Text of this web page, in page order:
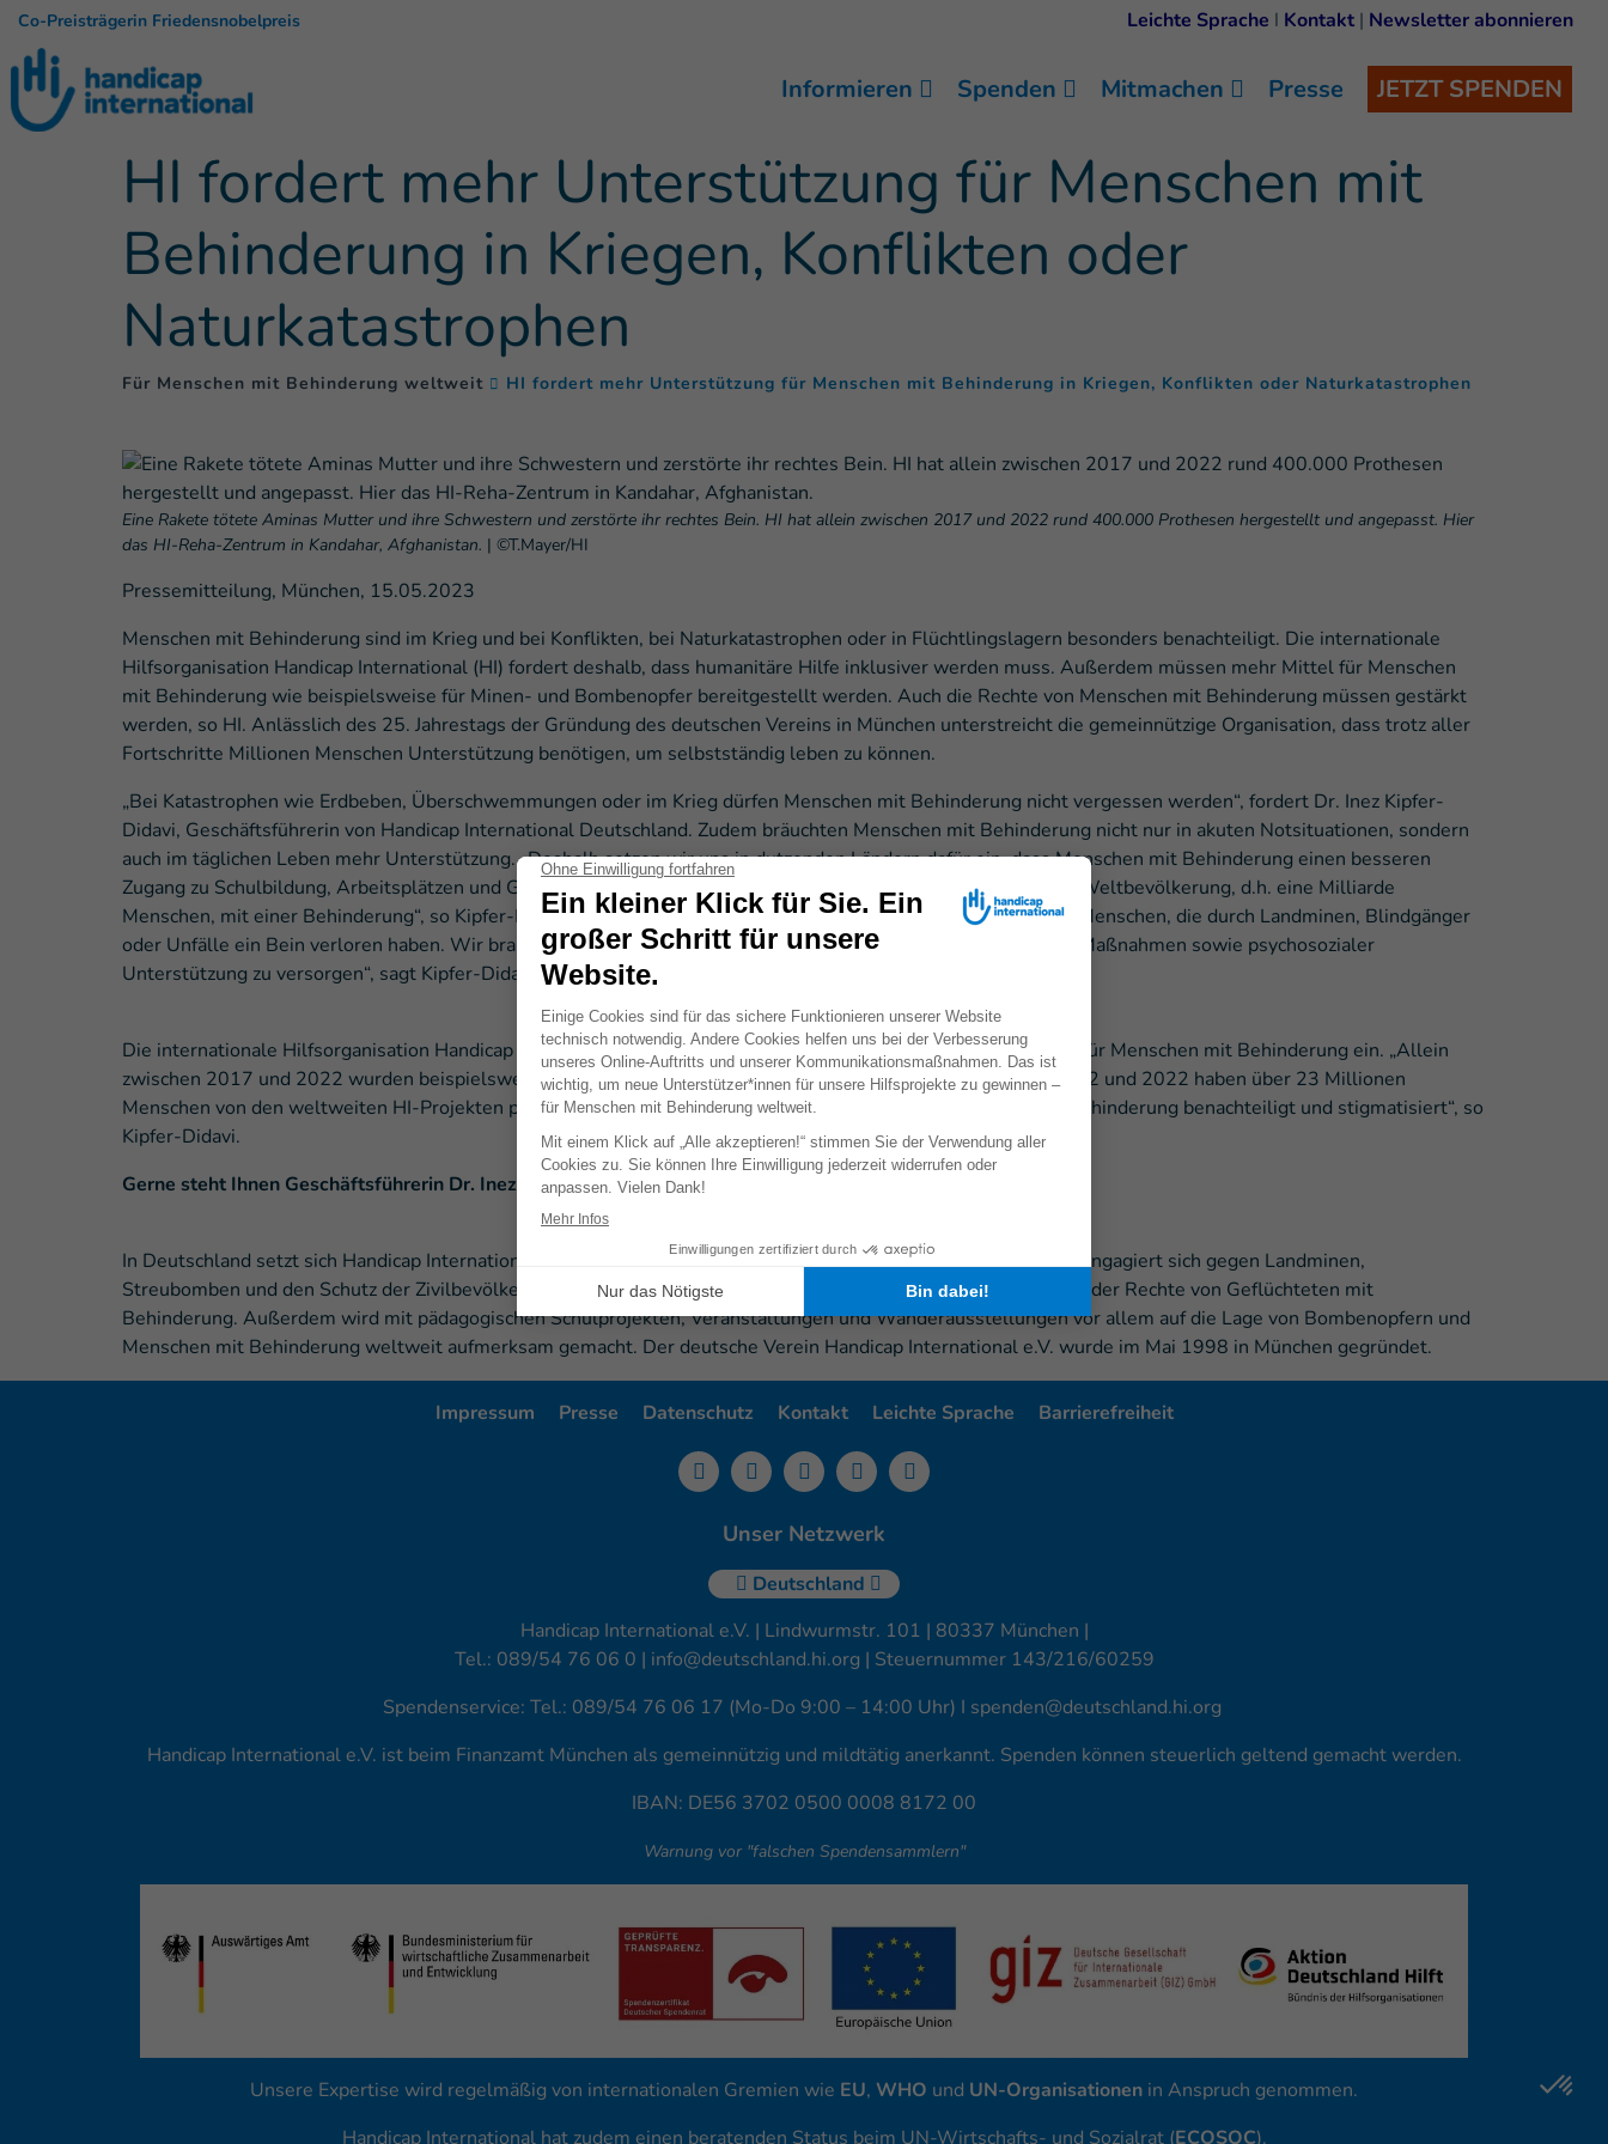
Co-Preisträgerin Friedensnobelpreis Leichte Sprache I Kontakt | Newsletter abonnieren
Informieren Spenden Mitmachen Presse JETZT SPENDEN
HI fordert mehr Unterstützung für Menschen mit
Behinderung in Kriegen, Konflikten oder
Naturkatastrophen
Für Menschen mit Behinderung weltweit HI fordert mehr Unterstützung für Menschen mit Behinderung in Kriegen, Konflikten oder Naturkatastrophen
Eine Rakete tötete Aminas Mutter und ihre Schwestern und zerstörte ihr rechtes Bein. HI hat allein zwischen 2017 und 2022 rund 400.000 Prothesen hergestellt und angepasst. Hier
das HI-Reha-Zentrum in Kandahar, Afghanistan. | ©T.Mayer/HI
Pressemitteilung, München, 15.05.2023
Menschen mit Behinderung sind im Krieg und bei Konflikten, bei Naturkatastrophen oder in Flüchtlingslagern besonders benachteiligt. Die internationale
Hilfsorganisation Handicap International (HI) fordert deshalb, dass humanitäre Hilfe inklusiver werden muss. Außerdem müssen mehr Mittel für Menschen
mit Behinderung wie beispielsweise für Minen- und Bombenopfer bereitgestellt werden. Auch die Rechte von Menschen mit Behinderung müssen gestärkt
werden, so HI. Anlässlich des 25. Jahrestags der Gründung des deutschen Vereins in München unterstreicht die gemeinnützige Organisation, dass trotz aller
Fortschritte Millionen Menschen Unterstützung benötigen, um selbstständig leben zu können.
„Bei Katastrophen wie Erdbeben, Überschwemmungen oder im Krieg dürfen Menschen mit Behinderung nicht vergessen werden“, fordert Dr. Inez Kipfer-
Didavi, Geschäftsführerin von Handicap International Deutschland. Zudem bräuchten Menschen mit Behinderung nicht nur in akuten Notsituationen, sondern
auch im täglichen Leben mehr Unterstützung. „Deshalb setzen wir uns in dutzenden Ländern dafür ein, dass Menschen mit Behinderung einen besseren
Zugang zu Schulbildung, Arbeitsplätzen und Gesundheitsversorgung erhalten. Schließlich leben über 16% der Weltbevölkerung, d.h. eine Milliarde
Menschen, mit einer Behinderung“, so Kipfer-Didavi. „Ein weiterer Schwerpunkt unserer Arbeit ist die Hilfe für Menschen, die durch Landminen, Blindgänger
oder Unfälle ein Bein verloren haben. Wir brauchen mehr finanzielle Mittel, um diese mit Prothesen und Reha-Maßnahmen sowie psychosozialer
Unterstützung zu versorgen“, sagt Kipfer-Didavi.
Die internationale Hilfsorganisation Handicap International setzt sich in rund 60 Ländern in über 430 Projekten für Menschen mit Behinderung ein. „Allein
zwischen 2017 und 2022 wurden beispielsweise 400.000 Prothesen hergestellt und angepasst. Zwischen 2012 und 2022 haben über 23 Millionen
Menschen von den weltweiten HI-Projekten profitiert, doch noch immer sind in vielen Ländern Menschen mit Behinderung benachteiligt und stigmatisiert“, so
Kipfer-Didavi.
Gerne steht Ihnen Geschäftsführerin Dr. Inez Kipfer-Didavi für Interviews zur Verfügung.
In Deutschland setzt sich Handicap International e.V. seit 25 Jahren für mehr inklusive humanitäre Hilfe ein und engagiert sich gegen Landminen,
Streubomben und den Schutz der Zivilbevölkerung im Krieg. Darüber hinaus arbeitet der Verein für die Stärkung der Rechte von Geflüchteten mit
Behinderung. Außerdem wird mit pädagogischen Schulprojekten, Veranstaltungen und Wanderausstellungen vor allem auf die Lage von Bombenopfern und
Menschen mit Behinderung weltweit aufmerksam gemacht. Der deutsche Verein Handicap International e.V. wurde im Mai 1998 in München gegründet.
Impressum Presse Datenschutz Kontakt Leichte Sprache Barrierefreiheit
Unser Netzwerk
Deutschland
Handicap International e.V. | Lindwurmstr. 101 | 80337 München |
Tel.: 089/54 76 06 0 | info@deutschland.hi.org | Steuernummer 143/216/60259
Spendenservice: Tel.: 089/54 76 06 17 (Mo-Do 9:00 – 14:00 Uhr) I spenden@deutschland.hi.org
Handicap International e.V. ist beim Finanzamt München als gemeinnützig und mildtätig anerkannt. Spenden können steuerlich geltend gemacht werden.
IBAN: DE56 3702 0500 0008 8172 00
Warnung vor "falschen Spendensammlern"
Unsere Expertise wird regelmäßig von internationalen Gremien wie EU, WHO und UN-Organisationen in Anspruch genommen.
Handicap International hat zudem einen beratenden Status beim UN-Wirtschafts- und Sozialrat (ECOSOC).